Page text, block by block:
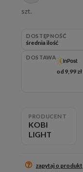
szt.
DOSTĘPNOŚĆ
średnia ilość
DOSTAWA
od 9,99 zł
PRODUCENT
KOBI
LIGHT
zapytaj o produkt